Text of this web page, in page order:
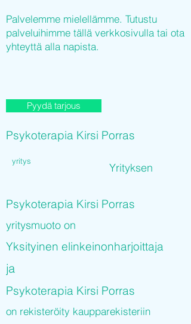
Palvelemme mielellämme. Tutustu
palveluihimme tällä verkkosivulla tai ota
yhteyttä alla napista.
Psykoterapia Kirsi Porras
Pyydä tarjous
yritys Yrityksen
Psykoterapia Kirsi Porras
yritysmuoto on
Yksityinen elinkeinonharjoittaja
ja
Psykoterapia Kirsi Porras
on rekisteröity kaupparekisteriin